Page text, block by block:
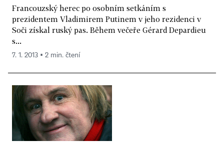
Francouzský herec po osobním setkáním s
prezidentem Vladimirem Putinem v jeho rezidenci v
Soči získal ruský pas. Během večeře Gérard Depardieu
s...
7. 1. 2013 ▪ 2 min. čtení